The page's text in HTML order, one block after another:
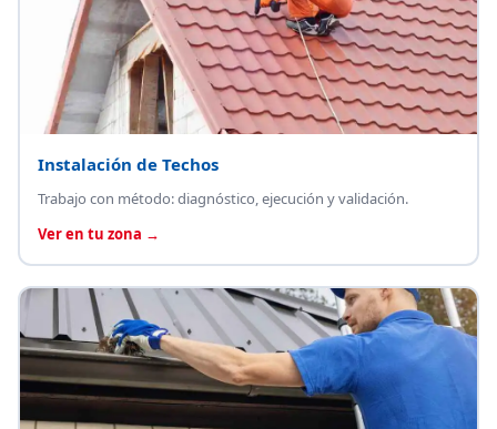
Instalación de Techos
Trabajo con método: diagnóstico, ejecución y validación.
Ver en tu zona →